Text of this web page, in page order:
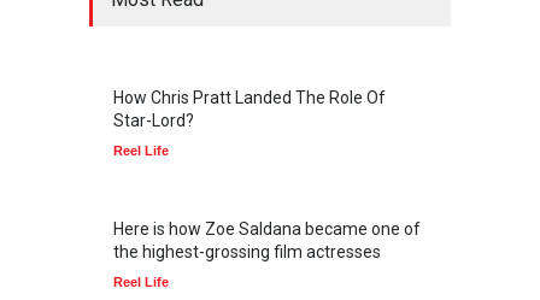
LOVE AND LIFE
Race (blurred)
someone thinking deeply,
someone smiling meekly
How Chris Pratt Landed The Role Of
Star-Lord?
Reel Life
Here is how Zoe Saldana became one of
the highest-grossing film actresses
Reel Life